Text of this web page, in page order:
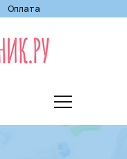
Оплата